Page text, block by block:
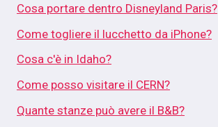
Cosa portare dentro Disneyland Paris?
Come togliere il lucchetto da iPhone?
Cosa c'è in Idaho?
Come posso visitare il CERN?
Quante stanze può avere il B&B?